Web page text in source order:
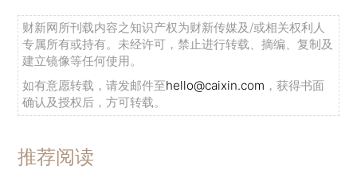
财新网所刊载内容之知识产权为财新传媒及/或相关权利人
专属所有或持有。未经许可，禁止进行转载、摘编、复制及
建立镜像等任何使用。
如有意愿转载，请发邮件至hello@caixin.com ，获得书面
确认及授权后，方可转载。
推荐阅读